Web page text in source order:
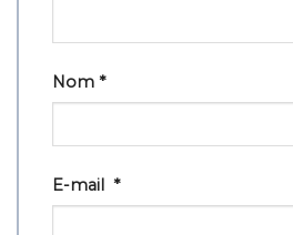
Nom *
E-mail *